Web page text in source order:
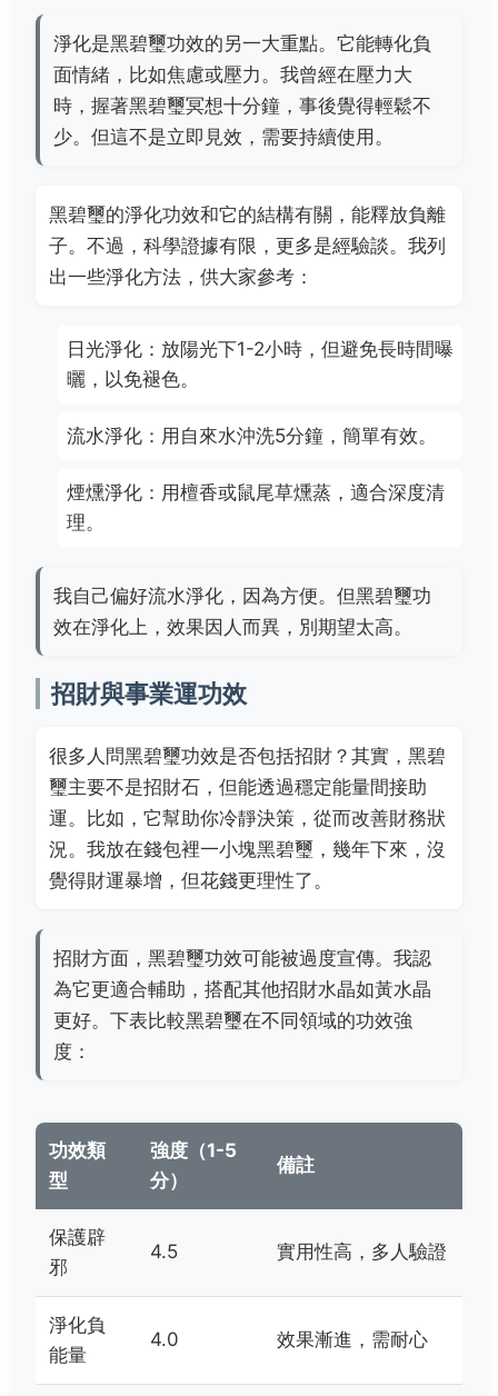
淨化是黑碧璽功效的另一大重點。它能轉化負
面情緒，比如焦慮或壓力。我曾經在壓力大
時，握著黑碧璽冥想十分鐘，事後覺得輕鬆不
少。但這不是立即見效，需要持續使用。
黑碧璽的淨化功效和它的結構有關，能釋放負離
子。不過，科學證據有限，更多是經驗談。我列
出一些淨化方法，供大家參考：
日光淨化：放陽光下1-2小時，但避免長時間曝
曬，以免褪色。
流水淨化：用自來水沖洗5分鐘，簡單有效。
煙燻淨化：用檀香或鼠尾草燻蒸，適合深度清
理。
我自己偏好流水淨化，因為方便。但黑碧璽功
效在淨化上，效果因人而異，別期望太高。
招財與事業運功效
很多人問黑碧璽功效是否包括招財？其實，黑碧
璽主要不是招財石，但能透過穩定能量間接助
運。比如，它幫助你冷靜決策，從而改善財務狀
況。我放在錢包裡一小塊黑碧璽，幾年下來，沒
覺得財運暴增，但花錢更理性了。
招財方面，黑碧璽功效可能被過度宣傳。我認
為它更適合輔助，搭配其他招財水晶如黃水晶
更好。下表比較黑碧璽在不同領域的功效強
度：
功效類
型
強度（1-5
分）
備註
保護辟
邪
4.5 實用性高，多人驗證
淨化負
能量
4.0 效果漸進，需耐心